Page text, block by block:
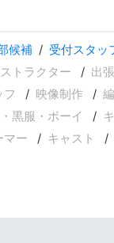
候補 受付スタッ
トラクター 出
フ
映像制作
黒服・ボーイ
マー
キャスト